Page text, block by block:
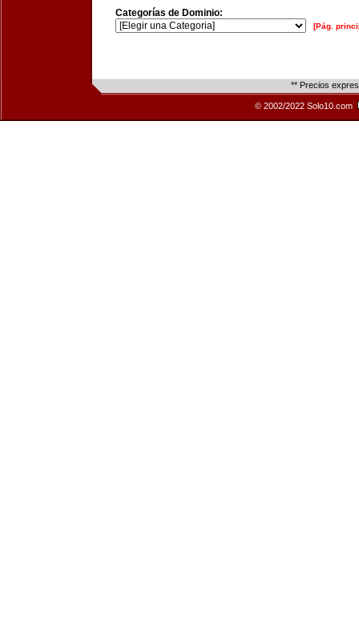
Categorías de Dominio:
[Pág.
** Precios
© 2002/2022 Solo10.com